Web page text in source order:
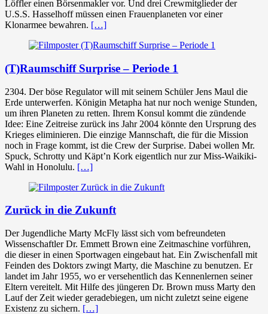
Löffler einen Börsenmakler vor. Und drei Crewmitglieder der
U.S.S. Hasselhoff müssen einen Frauenplaneten vor einer
Klonarmee bewahren. […]
(T)Raumschiff Surprise – Periode 1
2304. Der böse Regulator will mit seinem Schüler Jens Maul die
Erde unterwerfen. Königin Metapha hat nur noch wenige Stunden,
um ihren Planeten zu retten. Ihrem Konsul kommt die zündende
Idee: Eine Zeitreise zurück ins Jahr 2004 könnte den Ursprung des
Krieges eliminieren. Die einzige Mannschaft, die für die Mission
noch in Frage kommt, ist die Crew der Surprise. Dabei wollen Mr.
Spuck, Schrotty und Käpt’n Kork eigentlich nur zur Miss-Waikiki-
Wahl in Honolulu. […]
Zurück in die Zukunft
Der Jugendliche Marty McFly lässt sich vom befreundeten
Wissenschaftler Dr. Emmett Brown eine Zeitmaschine vorführen,
die dieser in einen Sportwagen eingebaut hat. Ein Zwischenfall mit
Feinden des Doktors zwingt Marty, die Maschine zu benutzen. Er
landet im Jahr 1955, wo er versehentlich das Kennenlernen seiner
Eltern vereitelt. Mit Hilfe des jüngeren Dr. Brown muss Marty den
Lauf der Zeit wieder geradebiegen, um nicht zuletzt seine eigene
Existenz zu sichern. […]